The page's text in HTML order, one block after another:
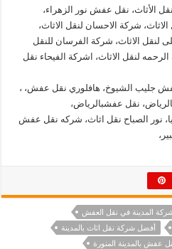
الأثاث، نقل عفش نور الزهراء،
شركة الاحسان لنقل الاثاث،
لنقل الاثاث، شركة الفرسان للنقل
لنقل الاثاث، اشركة الفيحاء نقل
جليب الشيوخ، هافلوري نقل عفش، ،
نقل عفشبالرياض،
نور الصباح نقل اثاث، شركه نقل عفش
المدينة في نقل العفش
أفضل شركة نقل اثاث بالمدينة
عفش بالمدينة المنورة